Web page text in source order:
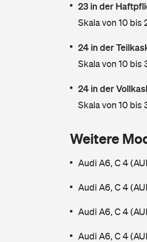
23 in der
Skala von 10 bis
24 in der
Skala von 10 bis
24 in der
Skala von 10 bis
Weitere
Audi A6, C 4
Audi A6, C 4
Audi A6, C 4
Audi A6, C 4